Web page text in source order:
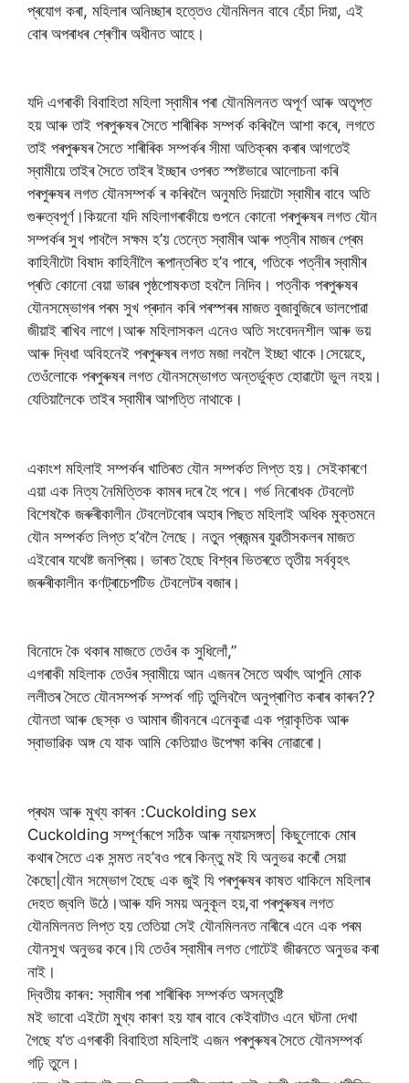
প্ৰযোগ কৰা, মহিলাৰ অনিচ্ছাৰ হত্তেও যৌনমিলন বাবে হেঁচা দিয়া, এই
বোৰ অপৰাধৰ শ্ৰেণীৰ অধীনত আহে।
যদি এগৰাকী বিবাহিতা মহিলা স্বামীৰ পৰা যৌনমিলনত অপূৰ্ণ আৰু অতৃপ্ত
হয় আৰু তাই পৰপুৰুষৰ সৈতে শাৰীৰিক সম্পৰ্ক কৰিবলৈ আশা কৰে, লগতে
তাই পৰপুৰুষৰ সৈতে শাৰীৰিক সম্পৰ্কৰ সীমা অতিক্ৰম কৰাৰ আগতেই
স্বামীয়ে তাইৰ সৈতে তাইৰ ইচ্ছাৰ ওপৰত স্পষ্টভাৱে আলোচনা কৰি
পৰপুৰুষৰ লগত যৌনসম্পৰ্ক ৰ কৰিবলৈ অনুমতি দিয়াটো স্বামীৰ বাবে অতি
গুৰুত্বপূৰ্ণ।কিয়নো যদি মহিলাগৰাকীয়ে গুপনে কোনো পৰপুৰুষৰ লগত যৌন
সম্পৰ্কৰ সুখ পাবলৈ সক্ষম হ’য় তেন্তে স্বামীৰ আৰু পত্নীৰ মাজৰ প্ৰেম
কাহিনীটো বিষাদ কাহিনীলৈ ৰূপান্তৰিত হ’ব পাৰে, গতিকে পত্নীৰ স্বামীৰ
প্ৰতি কোনো বেয়া ভাৱৰ পৃষ্ঠপোষকতা হবলৈ নিদিব। পত্নীক পৰপুৰুষৰ
যৌনসম্ভোগৰ পৰম সুখ প্ৰদান কৰি পৰস্পৰৰ মাজত বুজাবুজিৰে ভালপোৱা
জীয়াই ৰাখিব লাগে।আৰু মহিলাসকল এনেও অতি সংবেদনশীল আৰু ভয়
আৰু দ্বিধা অবিহনেই পৰপুৰুষৰ লগত মজা লবলৈ ইচ্ছা থাকে।সেয়েহে,
তেওঁলোকে পৰপুৰুষৰ লগত যৌনসম্ভোগত অন্তৰ্ভুক্ত হোৱাটো ভুল নহয়।
যেতিয়ালৈকে তাইৰ স্বামীৰ আপত্তি নাথাকে।
একাংশ মহিলাই সম্পৰ্কৰ খাতিৰত যৌন সম্পৰ্কত লিপ্ত হয়। সেইকাৰণে
এয়া এক নিত্য নৈমিত্তিক কামৰ দৰে হৈ পৰে। গৰ্ভ নিৰোধক টেবলেট
বিশেষকৈ জৰুৰীকালীন টেবলেটবোৰ অহাৰ পিছত মহিলাই অধিক মুক্তমনে
যৌন সম্পৰ্কত লিপ্ত হ’বলৈ লৈছে। নতুন প্ৰজন্মৰ যুৱতীসকলৰ মাজত
এইবোৰ যথেষ্ট জনপ্ৰিয়। ভাৰত হৈছে বিশ্বৰ ভিতৰতে তৃতীয় সৰ্ববৃহৎ
জৰুৰীকালীন কণট্ৰাচেপটিভ টেবলেটৰ বজাৰ।
বিনোদে কৈ থকাৰ মাজতে তেওঁৰ ক সুধিলোঁ,”
এগৰাকী মহিলাক তেওঁৰ স্বামীয়ে আন এজনৰ সৈতে অৰ্থাৎ আপুনি মোক
ললীতৰ সৈতে যৌনসম্পৰ্ক সম্পৰ্ক গঢ়ি তুলিবলৈ অনুপ্ৰাণিত কৰাৰ কাৰন??
যৌনতা আৰু ছেস্ক ও আমাৰ জীবনৰে এনেকুৱা এক প্রাকৃতিক আৰু
স্বাভাৱিক অঙ্গ যে যাক আমি কেতিয়াও উপেক্ষা কৰিব নোৱাৰো।
প্ৰথম আৰু মুখ্য কাৰন :Cuckolding sex
Cuckolding সম্পূৰ্ণৰূপে সঠিক আৰু ন্যায়সঙ্গত| কিছুলোকে মোৰ
কথাৰ সৈতে এক সন্মত নহ’ব‌ও পৰে কিন্তু মই যি অনুভৱ কৰোঁ সেয়া
কৈছো|যৌন সম্ভোগ হৈছে এক জুই যি পৰপুৰুষৰ কাষত থাকিলে মহিলাৰ
দেহত জ্বলি উঠে।আৰু যদি সময় অনুকূল হয়,বা পৰপুৰুষৰ লগত
যৌনমিলনত লিপ্ত হয় তেতিয়া সেই যৌনমিলনত নাৰীৰে এনে এক পৰম
যৌনসুখ অনুভৱ কৰে।যি তেওঁৰ স্বামীৰ লগত গোটেই জীৱনতে অনুভৱ কৰা
নাই।
দ্বিতীয় কাৰন: স্বামীৰ পৰা শাৰীৰিক সম্পৰ্কত অসন্তুষ্টি
মই ভাবো এইটো মুখ্য কাৰণ হয় যাৰ বাবে কেইবাটাও এনে ঘটনা দেখা
গৈছে য’ত এগৰাকী বিবাহিতা মহিলাই এজন পৰপুৰুষৰ সৈতে যৌনসম্পৰ্ক
গঢ়ি তুলে।